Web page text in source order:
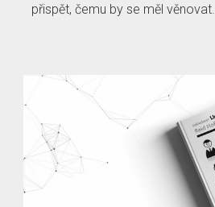
přispět, čemu by se měl věnovat.